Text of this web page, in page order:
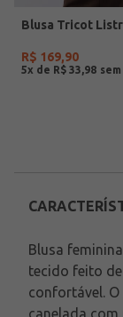
R$ 169,90
5x de R$ 33 98
Blusa
tecido feito
confortável.
canelada